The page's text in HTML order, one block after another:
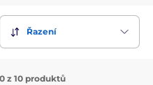
Řazení
z 10 produktů